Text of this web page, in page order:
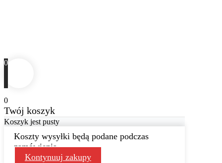
0
0
Twój koszyk
Koszyk jest pusty
Koszty wysyłki będą podane podczas
zamówienia
Kontynuuj zakupy